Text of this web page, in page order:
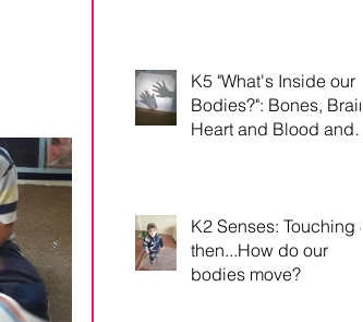
K5 "What's Inside our
Bodies?": Bones, Brain,
Heart and Blood and
K2 Senses: Touching &
then...How do our
bodies move?